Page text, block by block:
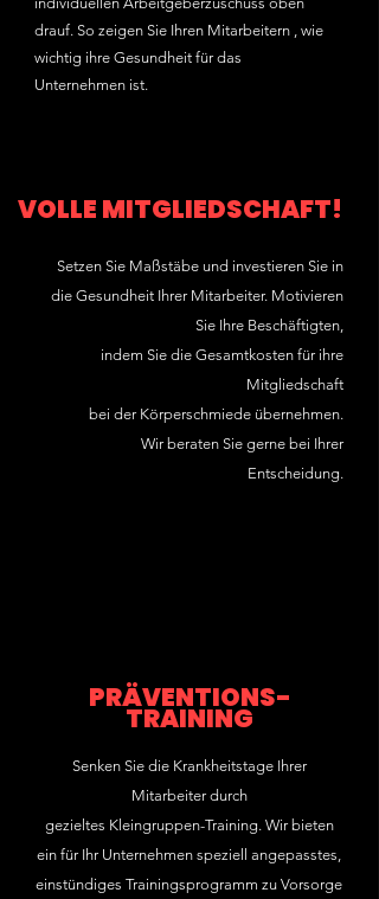
drauf. So zeigen Sie Ihren Mitarbeitern , wie
wichtig ihre Gesundheit für das
Unternehmen ist.
VOLLE MITGLIEDSCHAFT!
Setzen Sie Maßstäbe und investieren Sie in
die Gesundheit Ihrer Mitarbeiter. Motivieren
Sie Ihre Beschäftigten,
indem Sie die Gesamtkosten für ihre
Mitgliedschaft
bei der Körperschmiede übernehmen.
Wir beraten Sie gerne bei Ihrer
Entscheidung.
PRÄVENTIONS-
TRAINING
Senken Sie die Krankheitstage Ihrer
Mitarbeiter durch
gezieltes Kleingruppen-Training. Wir bieten
ein für Ihr Unternehmen speziell angepasstes,
einstündiges Trainingsprogramm zu Vorsorge